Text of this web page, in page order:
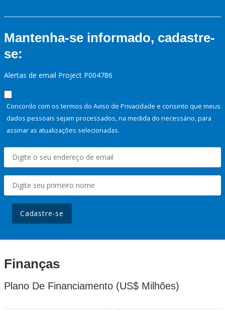
Mantenha-se informado, cadastre-
se:
Alertas de email Project P004786
Concordo com os termos do Aviso de Privacidade e consinto que meus
dados pessoais sejam processados, na medida do necessário, para
assinar as atualizações selecionadas.
Cadastre-se
Finanças
Plano De Financiamento (US$ Milhões)